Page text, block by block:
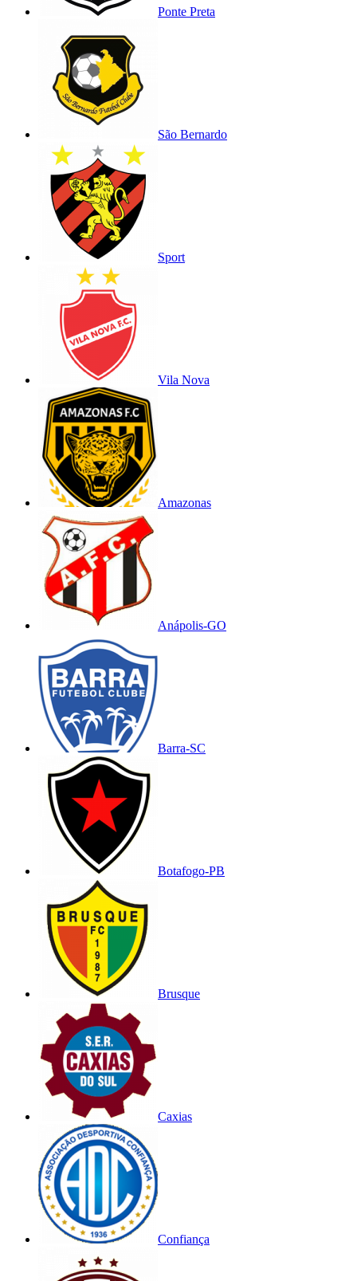
Ponte Preta
São Bernardo
Sport
Vila Nova
Amazonas
Anápolis-GO
Barra-SC
Botafogo-PB
Brusque
Caxias
Confiança